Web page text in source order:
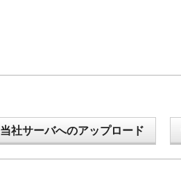
当社サーバへのアップロード